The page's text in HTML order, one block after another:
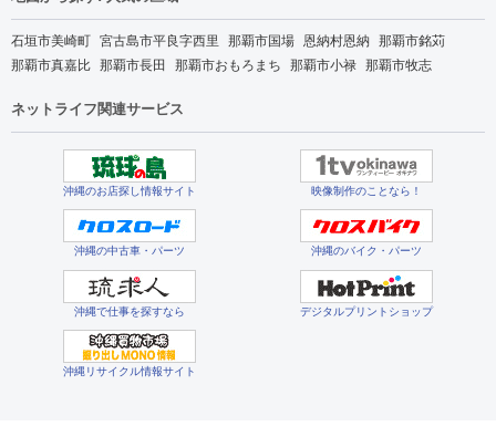
石垣市美崎町 宮古島市平良字西里 那覇市国場 恩納村恩納 那覇市銘苅
那覇市真嘉比 那覇市長田 那覇市おもろまち 那覇市小禄 那覇市牧志
ネットライフ関連サービス
沖縄のお店探し情報サイト 映像制作のことなら！
沖縄の中古車・パーツ 沖縄のバイク・パーツ
沖縄で仕事を探すなら デジタルプリントショップ
沖縄リサイクル情報サイト